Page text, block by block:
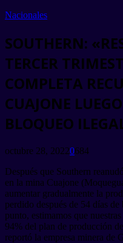
Nacionales
SOUTHERN:
TERCER
COMPLETA
CUAJONE
BLOQUEO
octubre 28, 20220684
Después que Southern
en la mina Cuajone
aumentar gradualmente la
perdido después de 54 días
punto, estimamos que
94% del plan de producción
reportó la empresa minera de